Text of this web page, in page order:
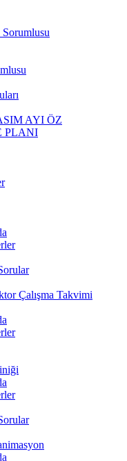
AYI ÖZ
PLANI
Çalışma Takvimi